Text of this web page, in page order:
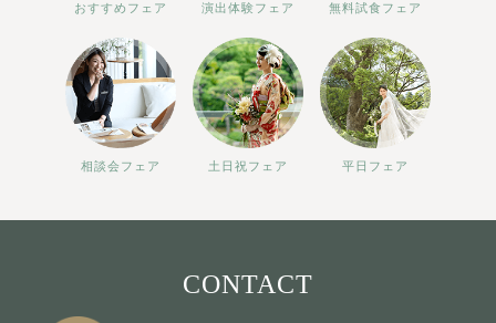
おすすめフェア 演出体験フェア 無料試食フェア
相談会フェア 土日祝フェア 平日フェア
CONTACT